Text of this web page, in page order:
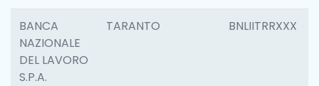
BANCA
NAZIONALE
DEL LAVORO
S.P.A.
TARANTO BNLIITRRXXX